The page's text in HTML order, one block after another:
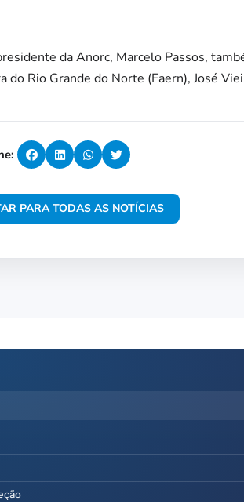
da Anorc, Marcelo Passos,
do Rio Grande do Norte (Faern), José
PARA TODAS AS NOTÍCIAS